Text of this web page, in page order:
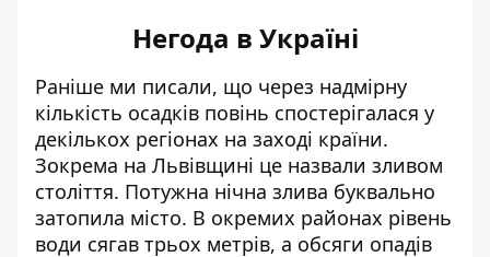
Негода в Україні
Раніше ми писали, що через надмірну
кількість осадків повінь спостерігалася у
декількох регіонах на заході країни.
Зокрема на Львівщині це назвали зливом
століття. Потужна нічна злива буквально
затопила місто. В окремих районах рівень
води сягав трьох метрів, а обсяги опадів